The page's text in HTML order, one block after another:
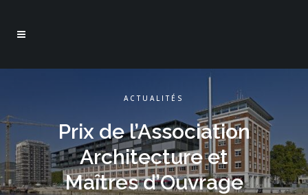
ACTUALITÉS
Prix de l’Association
Architecture et
Maîtres d’Ouvrage